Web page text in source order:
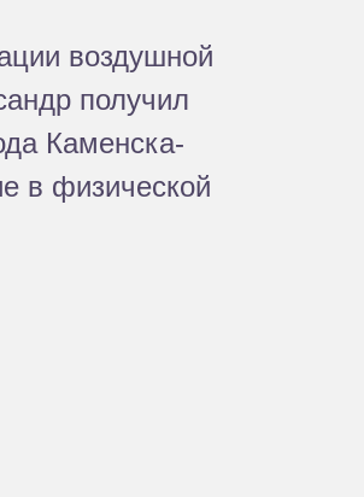
воздушной
получил
Каменска-
в физической